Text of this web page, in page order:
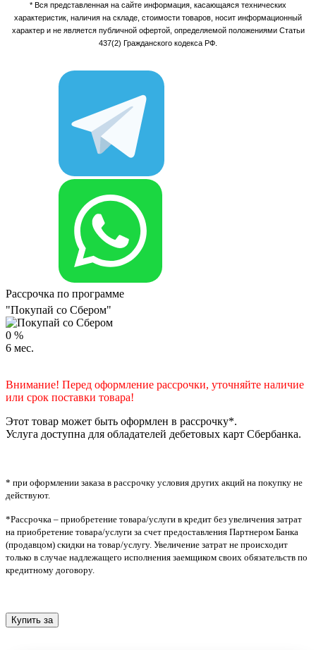
* Вся представленная на сайте информация, касающаяся технических
характеристик, наличия на складе, стоимости товаров, носит информационный
характер и не является публичной офертой, определяемой положениями Статьи
437(2) Гражданского кодекса РФ.
Рассрочка по программе
"Покупай со Сбером"
0 %
6 мес.
Внимание! Перед оформление рассрочки, уточняйте наличие
или срок поставки товара!
Этот товар может быть оформлен в рассрочку*.
Услуга доступна для обладателей дебетовых карт Сбербанка.
* при оформлении заказа в рассрочку условия других акций на покупку не
действуют.
*Рассрочка – приобретение товара/услуги в кредит без увеличения затрат
на приобретение товара/услуги за счет предоставления Партнером Банка
(продавцом) скидки на товар/услугу. Увеличение затрат не происходит
только в случае надлежащего исполнения заемщиком своих обязательств по
кредитному договору.
Купить за